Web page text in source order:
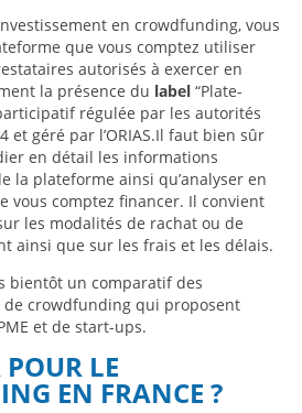
en crowdfunding, vous
que vous comptez utiliser
autorisés à exercer en
la présence du label “Plate-
régulée par les autorités
et géré par l’ORIAS.Il faut bien sûr
en détail les informations
la plateforme ainsi qu’analyser en
vous comptez financer. Il convient
les modalités de rachat ou de
ainsi que sur les frais et les délais.
bientôt un comparatif des
crowdfunding qui proposent
et de start-ups.
LE
EN FRANCE ?